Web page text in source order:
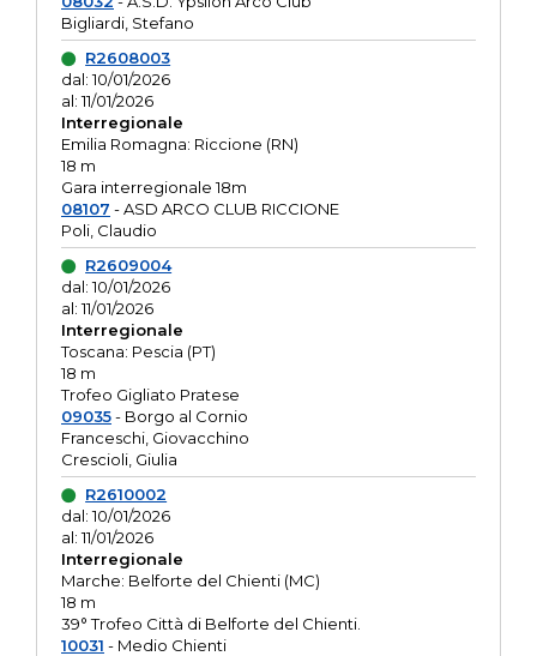
Bigliardi, Stefano
R2608003
dal: 10/01/2026
al: 11/01/2026
Interregionale
Emilia Romagna: Riccione (RN)
18 m
Gara interregionale 18m
08107 - ASD ARCO CLUB RICCIONE
Poli, Claudio
R2609004
dal: 10/01/2026
al: 11/01/2026
Interregionale
Toscana: Pescia (PT)
18 m
Trofeo Gigliato Pratese
09035- Borgo al Cornio
Franceschi, Giovacchino
Crescioli, Giulia
R2610002
dal: 10/01/2026
al: 11/01/2026
Interregionale
Marche: Belforte del Chienti (MC)
18 m
39° Trofeo Città di Belforte del Chienti.
10031 - Medio Chienti